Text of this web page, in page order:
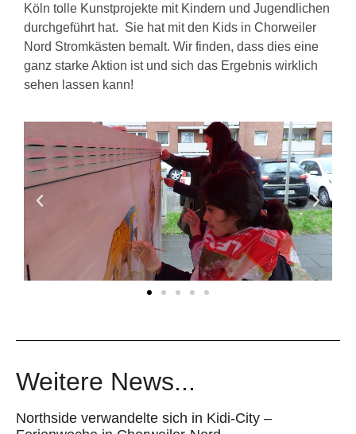
Köln tolle Kunstprojekte mit Kindern und Jugendlichen
durchgeführt hat. Sie hat mit den Kids in Chorweiler
Nord Stromkästen bemalt. Wir finden, dass dies eine
ganz starke Aktion ist und sich das Ergebnis wirklich
sehen lassen kann!
Weitere News...
Northside verwandelte sich in Kidi-City –